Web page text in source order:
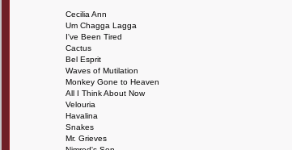
Cecilia Ann
Um Chagga Lagga
I've Been Tired
Cactus
Bel Esprit
Waves of Mutilation
Monkey Gone to Heaven
All I Think About Now
Velouria
Havalina
Snakes
Mr. Grieves